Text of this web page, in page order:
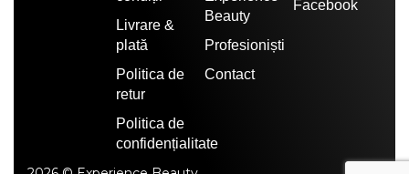
Livrare &
plată
Politica de
retur
Politica de
confidențialitate
Beauty
Profesioniști
Contact
Facebook